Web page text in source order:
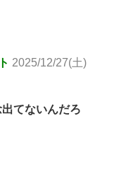
2025/12/27(土)
てないんだろ